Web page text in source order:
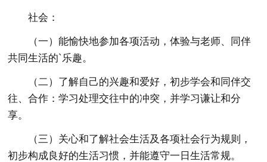
社会：
（一）能愉快地参加各项活动，体验与老师、同伴
共同生活的`乐趣。
（二）了解自己的兴趣和爱好，初步学会和同伴交
往、合作：学习处理交往中的冲突，并学习谦让和分
享。
（三）关心和了解社会生活及各项社会行为规则，
初步构成良好的生活习惯，并能遵守一日生活常规。